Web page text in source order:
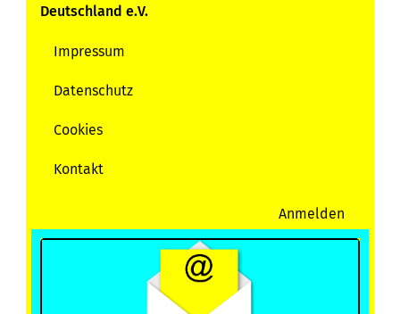
Deutschland e.V.
Servicemenu
Impressum
Datenschutz
Cookies
Kontakt
account
Anmelden